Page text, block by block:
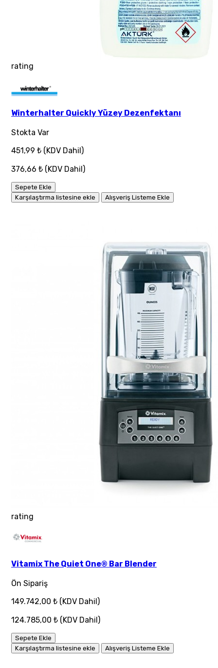
rating
Winterhalter Quickly Yüzey Dezenfektanı
Stokta Var
451,99 ₺ (KDV Dahil)
376,66 ₺ (KDV Dahil)
Sepete Ekle
Karşılaştırma listesine ekle
Alışveriş Listeme Ekle
rating
Vitamix The Quiet One® Bar Blender
Ön Sipariş
149.742,00 ₺ (KDV Dahil)
124.785,00 ₺ (KDV Dahil)
Sepete Ekle
Karşılaştırma listesine ekle
Alışveriş Listeme Ekle